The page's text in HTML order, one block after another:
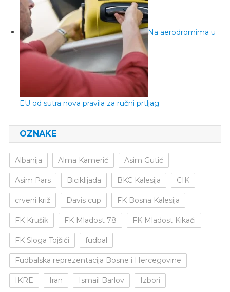
Na aerodromima u
EU od sutra nova pravila za ručni prtljag
OZNAKE
Albanija Alma Kamerić Asim Gutić
Asim Pars Biciklijada BKC Kalesija CIK
crveni križ Davis cup FK Bosna Kalesija
FK Krušik FK Mladost 78 FK Mladost Kikači
FK Sloga Tojšići fudbal
Fudbalska reprezentacija Bosne i Hercegovine
IKRE Iran Ismail Barlov Izbori